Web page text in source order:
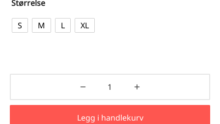
Størrelse
S M L XL
Legg i handlekurv